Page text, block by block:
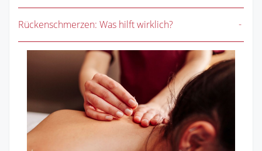
Rückenschmerzen: Was hilft wirklich?